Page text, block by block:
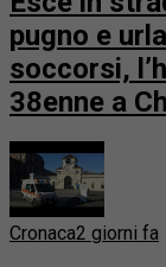
pugno e
soccorsi,
38enne a
Cronaca2 giorni fa